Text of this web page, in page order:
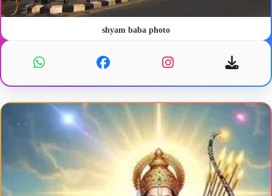
shyam baba photo